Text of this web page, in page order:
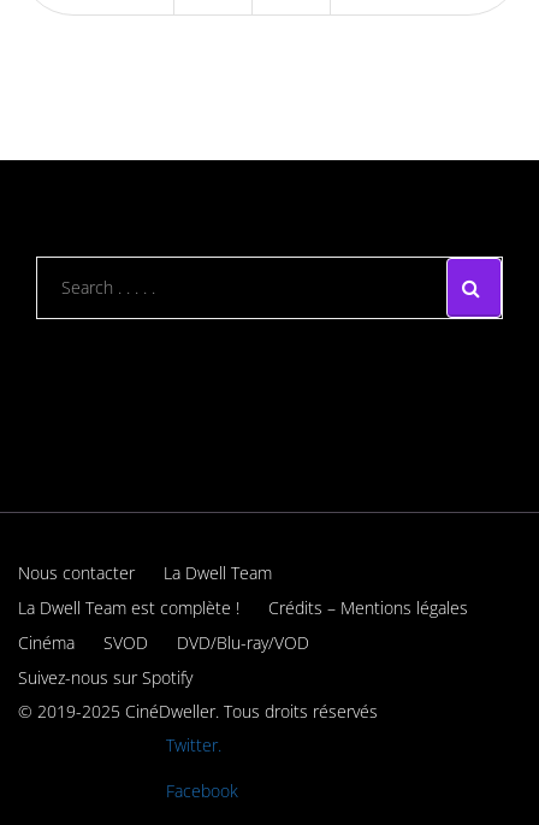
Nous contacter
La Dwell Team
La Dwell Team est complète !
Crédits – Mentions légales
Cinéma
SVOD
DVD/Blu-ray/VOD
Suivez-nous sur Spotify
© 2019-2025 CinéDweller. Tous droits réservés
Twitter.
Facebook